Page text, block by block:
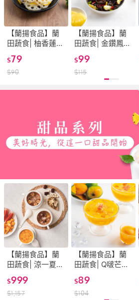
【蘭揚食品】蘭
田蔬食| 柚香蓮藕
200g-全素-含蜂
蜜(蔬食/素食/料
理包/調理包/小
$79
$90
【蘭揚食品】蘭
田蔬食| 金鑽鳳梨
釀川耳200G-全
素(蔬食/素食/料
理包/調理包/小
$99
$115
【蘭揚食品】蘭
田蔬食| 涼一夏消
暑甜品組-內附12
包(蔬食/素食/料
理包/即食/甜品/
$999
$1,157
【蘭揚食品】蘭
田蔬食| Q啵芒芒
楊枝甘露200g-
奶素(蔬食/素食/
料理包/調理包/甜
$89
$104